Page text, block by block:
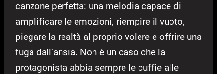
canzone perfetta: una melodia capace di
amplificare le emozioni, riempire il vuoto,
piegare la realtà al proprio volere e offrire una
fuga dall’ansia. Non è un caso che la
protagonista abbia sempre le cuffie alle